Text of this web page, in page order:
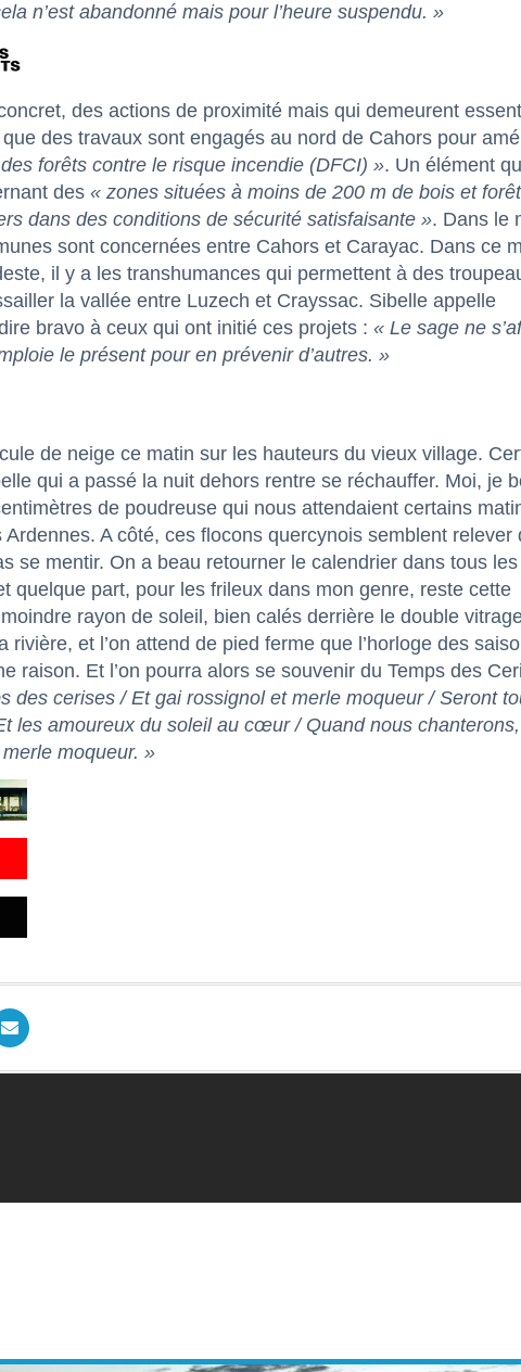
n’est abandonné mais pour l’heure suspendu. »
des actions de proximité mais qui demeurent
des travaux sont engagés au nord de Cahors pour
forêts contre le risque incendie (DFCI) ». Un élément
des « zones situées à moins de 200 m de bois et
dans des conditions de sécurité satisfaisante ». Dans le
sont concernées entre Cahors et Carayac. Dans ce
il y a les transhumances qui permettent à des
la vallée entre Luzech et Crayssac. Sibelle appelle
bravo à ceux qui ont initié ces projets : « Le sage ne
le présent pour en prévenir d’autres. »
de neige ce matin sur les hauteurs du vieux village.
qui a passé la nuit dehors rentre se réchauffer. Moi, je
de poudreuse qui nous attendaient certains
A côté, ces flocons quercynois semblent relever
se mentir. On a beau retourner le calendrier dans tous
quelque part, pour les frileux dans mon genre, reste cette
rayon de soleil, bien calés derrière le double
et l’on attend de pied ferme que l’horloge des
raison. Et l’on pourra alors se souvenir du Temps des
des cerises / Et gai rossignol et merle moqueur / Seront
les amoureux du soleil au cœur / Quand nous
moqueur. »